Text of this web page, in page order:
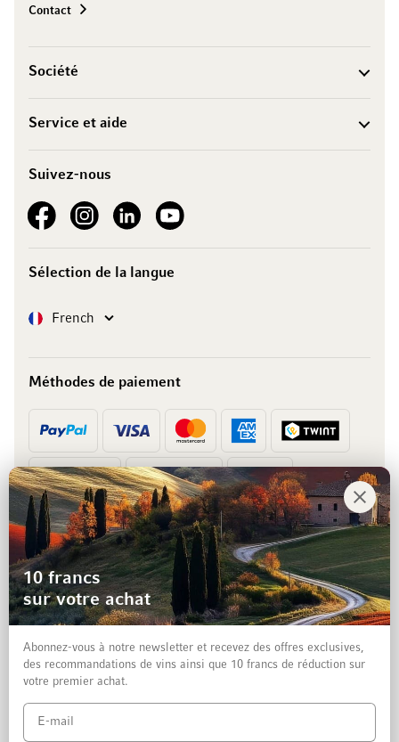
Contact
Société
Service et aide
Suivez-nous
See our FacebookSee our Instagram account
See our LinkedInSee our YouTube channel
Sélection de la langue
LangueFrench
Méthodes de paiement
Prépaiement Facture
Protection des données et clause de non-responsabilité
10 francs
sur votre achat
Abonnez-vous à notre newsletter et recevez des offres exclusives,
des recommandations de vins ainsi que 10 francs de réduction sur
votre premier achat.